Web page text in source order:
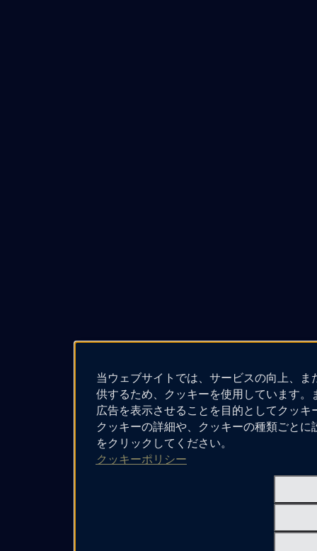
当ウェブサイトでは、サービスの向上、
供するため、クッキーを使用しています
広告を表示させることを目的としてクッ
クッキーの詳細や、クッキーの種類ごと
をクリックしてください。
クッキーポリシー